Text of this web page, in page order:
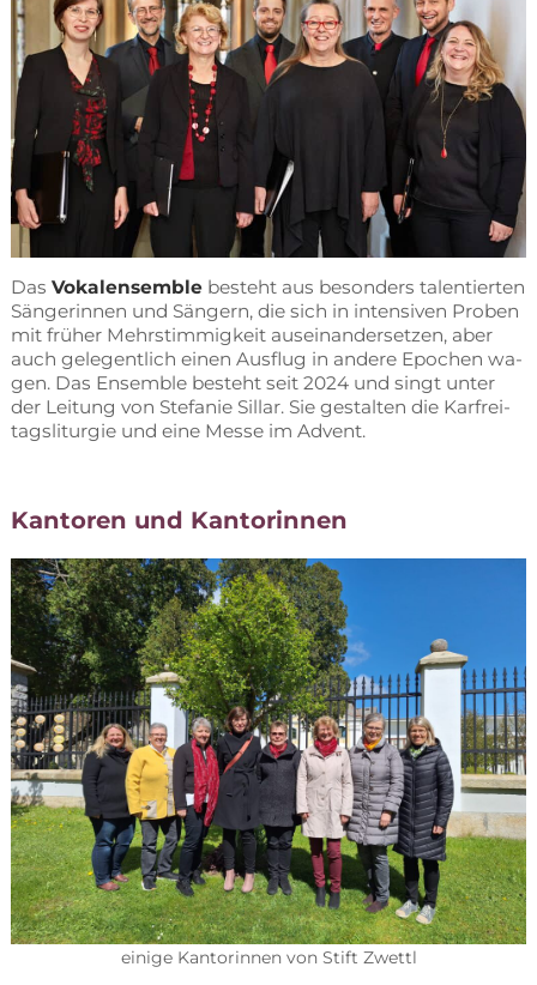
Das Vo­kal­ensem­blebe­steht aus be­son­ders ta­len­tier­ten
Sän­ge­rin­nen und Sän­gern, die sich in in­ten­si­ven Pro­ben
mit frü­her Mehr­stim­mig­keit aus­ein­an­der­set­zen, aber
auch ge­le­gent­lich ei­nen Aus­flug in an­de­re Epo­chen wa­
gen. Das En­sem­ble be­steht seit 2024 und singt un­ter
der Lei­tung von Ste­fa­nie Sil­lar. Sie ge­stal­ten die Kar­frei­
tags­lit­ur­gie und eine Mes­se im Advent.
Kan­to­ren und Kantorinnen
ei­ni­ge Kan­to­rin­nen von Stift Zwettl